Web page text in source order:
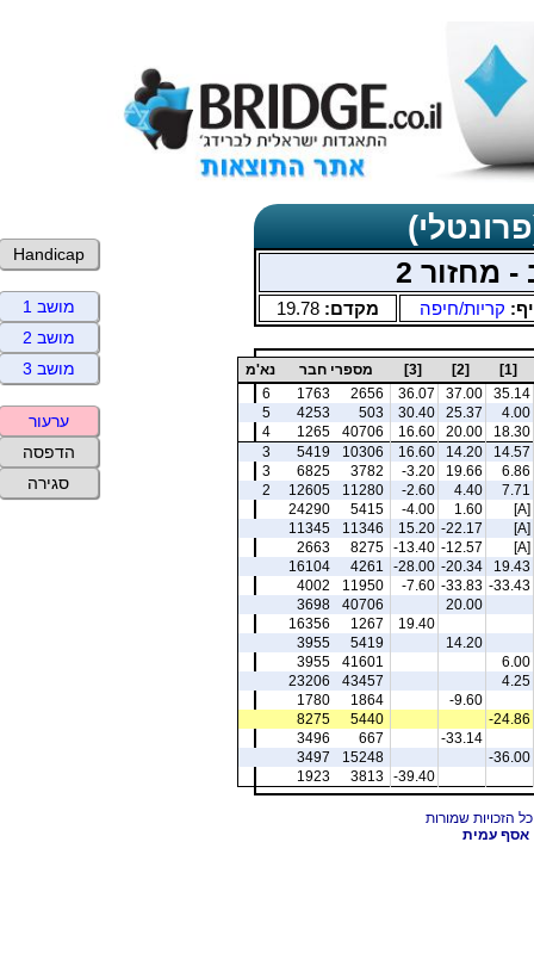
מחזור 2
קריות/חיפה מקדם:19.78
[1]
[2]
[3] מספרי חבר
נא'מ
35.14
37.00
36.07
2656
1763
6
4.00
25.37
30.40
503
4253
5
18.30
20.00
16.60
40706
1265
4
14.57
14.20
16.60
10306
5419
3
6.86
19.66
-3.20
3782
6825
3
7.71
4.40
-2.60
11280
12605
2
[A]
1.60
-4.00
5415
24290
[A]
-22.17
15.20
11346
11345
[A]
-12.57
-13.40
8275
2663
19.43
-20.34
-28.00
4261
16104
-33.43
-33.83
-7.60
11950
4002
20.00
40706
3698
19.40
1267
16356
14.20
5419
3955
6.00
41601
3955
4.25
43457
23206
-9.60
1864
1780
-24.86
5440
8275
-33.14
667
3496
-36.00
15248
3497
-39.40
3813
1923
אסף עמית
Handicap
מושב 1
מושב 2
מושב 3
ערעור
הדפסה
סגירה